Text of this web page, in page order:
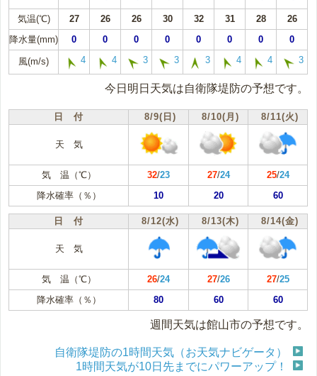
気温(℃) 27 26 26 30 32 31 28
26
降水量(mm)
0 0 0 0 0 0 0 0
風(m/s) 4 4 3 3 3 4 4 3
今日明日天気は自衛隊堤防の予想です。
日 付 8/9(日) 8/10(月) 8/11(火)
天 気
気 温（℃） 32/23 27/24 25/24
降水確率（％）
10 20 60
日 付 8/12(水) 8/13(木) 8/14(金)
天 気
気 温（℃） 26/24 27/26 27/25
降水確率（％）
80 60 60
週間天気は館山市の予想です。
自衛隊堤防の1時間天気（お天気ナビゲータ）
1時間天気が10日先までにパワーアップ！